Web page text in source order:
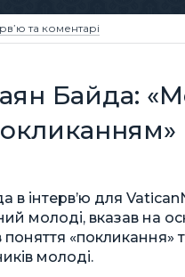
та коментарі
Байда:
інтерв’ю для
молоді, вказав на
«покликання»
молоді.